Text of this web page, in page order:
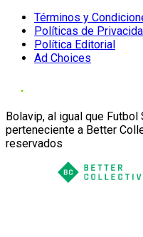
Términos y
Políticas de
Política Editorial
Ad Choices
Bolavip, al igual que
perteneciente a Better
reservados